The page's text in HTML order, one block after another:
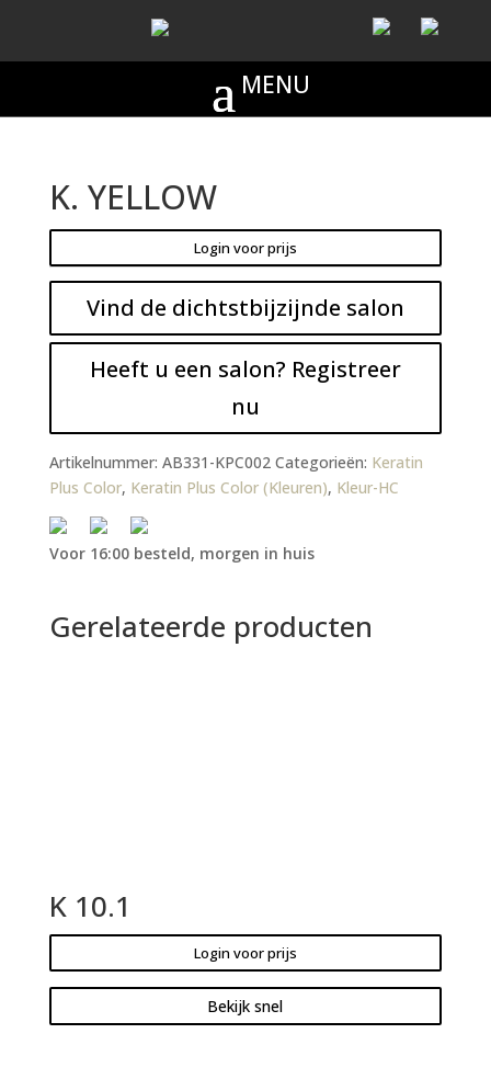
K. YELLOW
Login voor prijs
Vind de dichtstbijzijnde salon
Heeft u een salon? Registreer
nu
Artikelnummer: AB331-KPC002 Categorieën: Keratin
Plus Color, Keratin Plus Color (Kleuren), Kleur-HC
Voor 16:00 besteld, morgen in huis
Gerelateerde producten
K 10.1
Login voor prijs
Bekijk snel